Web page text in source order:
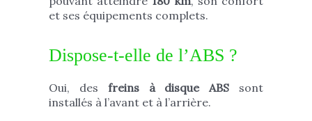
et ses équipements complets.
Dispose-t-elle de l’ABS ?
Oui, des freins à disque ABS sont
installés à l’avant et à l’arrière.